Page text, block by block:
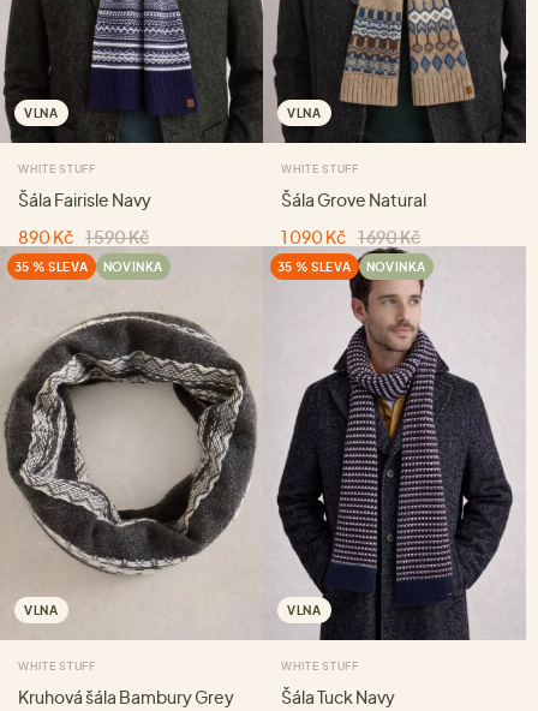
VLNA
WHITE STUFF
Šála Fairisle Navy
890 Kč 1 590 Kč
VLNA
WHITE STUFF
Šála Grove Natural
1 090 Kč 1 690 Kč
35 % SLEVA NOVINKA
VLNA
WHITE STUFF
Kruhová šála Bambury Grey
35 % SLEVA NOVINKA
VLNA
WHITE STUFF
Šála Tuck Navy